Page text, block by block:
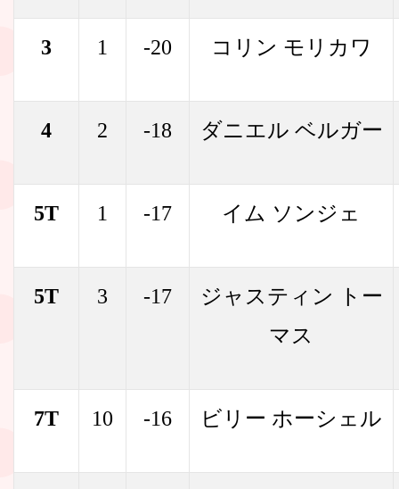
3 1 -20 コリン モリカワ
4 2 -18 ダニエル ベルガー
5T 1 -17 イム ソンジェ
5T 3 -17
ジャスティン トー
マス
7T 10 -16 ビリー ホーシェル